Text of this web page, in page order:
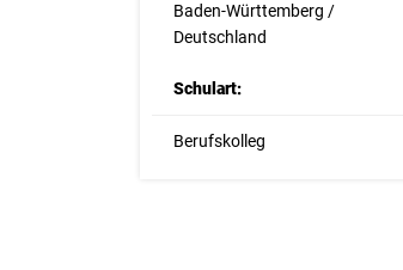
Baden-Württemberg /
Deutschland
Schulart:
Berufskolleg